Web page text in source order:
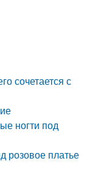
сочетается с
ногти под
розовое платье